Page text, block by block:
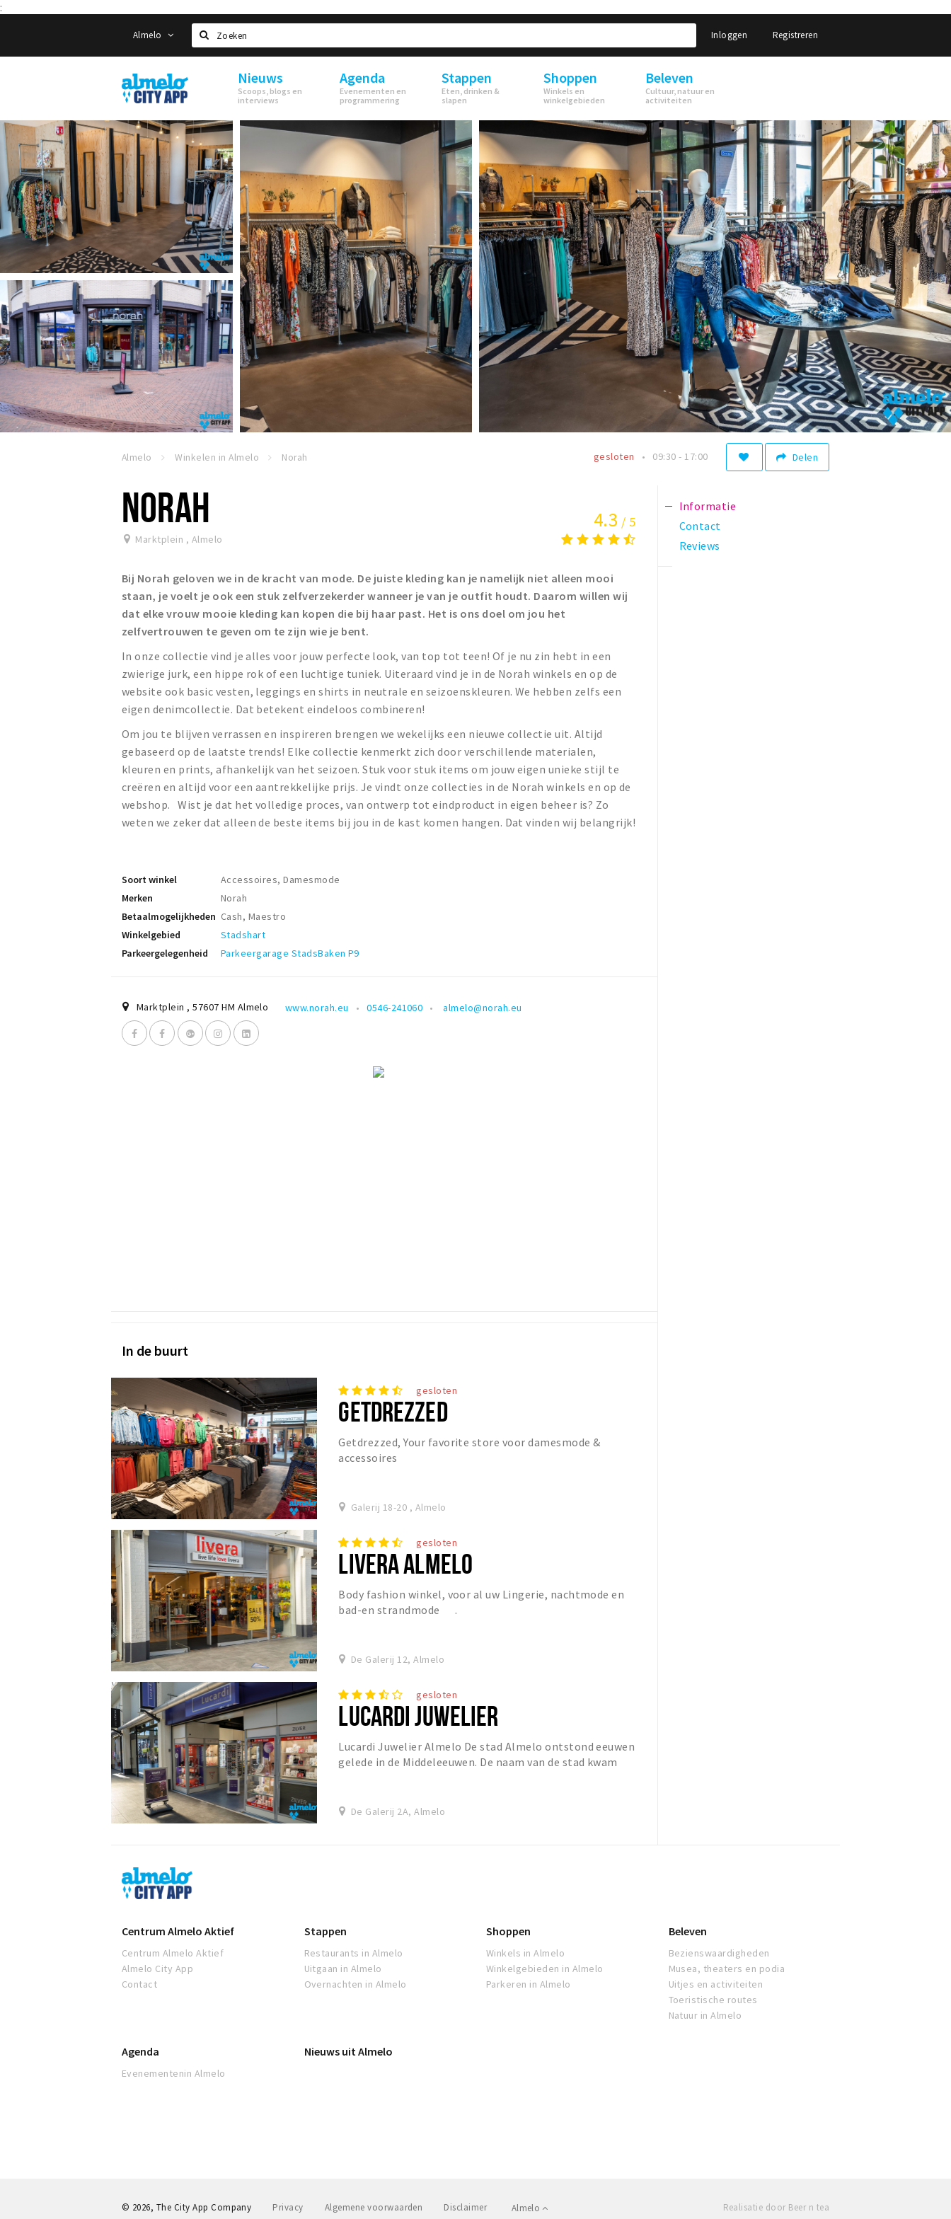
:
Almelo
Zoeken
Inloggen Registreren
Almelo
City
App
Nieuws
Scoops, blogs en
interviews
Agenda
Evenementen en
programmering
Stappen
Eten, drinken &
slapen
Shoppen
Winkels en
winkelgebieden
Beleven
Cultuur, natuur en
activiteiten
Almelo Winkelen in Almelo Norah Delen
gesloten 09:30 - 17:00
NORAH
Marktplein , Almelo
4.3 / 5
Bij Norah geloven we in de kracht van mode. De juiste kleding kan je namelijk niet alleen mooi
staan, je voelt je ook een stuk zelfverzekerder wanneer je van je outfit houdt. Daarom willen wij
dat elke vrouw mooie kleding kan kopen die bij haar past. Het is ons doel om jou het
zelfvertrouwen te geven om te zijn wie je bent.
In onze collectie vind je alles voor jouw perfecte look, van top tot teen! Of je nu zin hebt in een
zwierige jurk, een hippe rok of een luchtige tuniek. Uiteraard vind je in de Norah winkels en op de
website ook basic vesten, leggings en shirts in neutrale en seizoenskleuren. We hebben zelfs een
eigen denimcollectie. Dat betekent eindeloos combineren!
Om jou te blijven verrassen en inspireren brengen we wekelijks een nieuwe collectie uit. Altijd
gebaseerd op de laatste trends! Elke collectie kenmerkt zich door verschillende materialen,
kleuren en prints, afhankelijk van het seizoen. Stuk voor stuk items om jouw eigen unieke stijl te
creëren en altijd voor een aantrekkelijke prijs. Je vindt onze collecties in de Norah winkels en op de
webshop. Wist je dat het volledige proces, van ontwerp tot eindproduct in eigen beheer is? Zo
weten we zeker dat alleen de beste items bij jou in de kast komen hangen. Dat vinden wij belangrijk!
Soort winkel
Accessoires, Damesmode
Merken
Norah
Betaalmogelijkheden Cash, Maestro
Winkelgebied
Stadshart
Parkeergelegenheid
Parkeergarage StadsBaken P9
Marktplein ,57607 HM Almelo www.norah.eu 0546-241060 almelo@norah.eu
In de buurt
gesloten
GETDREZZED
Getdrezzed, Your favorite store voor damesmode &
accessoires
Galerij 18-20 , Almelo
gesloten
LIVERA ALMELO
Body fashion winkel, voor al uw Lingerie, nachtmode en
bad-en strandmode .
De Galerij 12, Almelo
gesloten
LUCARDI JUWELIER
Lucardi Juwelier Almelo De stad Almelo ontstond eeuwen
gelede in de Middeleeuwen. De naam van de stad kwam
De Galerij 2A, Almelo
Informatie
Contact
Reviews
Almelo
City
App
Centrum Almelo Aktief
Centrum Almelo Aktief
Almelo City App
Contact
Stappen
Restaurants in Almelo
Uitgaan in Almelo
Overnachten in Almelo
Shoppen
Winkels in Almelo
Winkelgebieden in Almelo
Parkeren in Almelo
Beleven
Bezienswaardigheden
Musea, theaters en podia
Uitjes en activiteiten
Toeristische routes
Natuur in Almelo
Agenda
Evenementenin Almelo
Nieuws uit Almelo
Privacy Algemene voorwaarden Disclaimer Almelo
© 2026, The City App Company Realisatie door Beer n tea